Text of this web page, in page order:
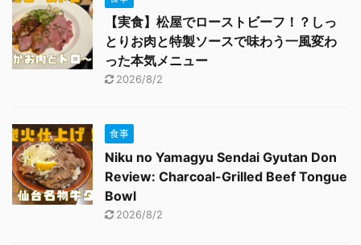
【実食】松屋でローストビーフ！？しっ
とりお肉と特製ソースで味わう一風変わ
った本気メニュー
2026/8/2
食事
Niku no Yamagyu Sendai Gyutan Don
Review: Charcoal-Grilled Beef Tongue
Bowl
2026/8/2